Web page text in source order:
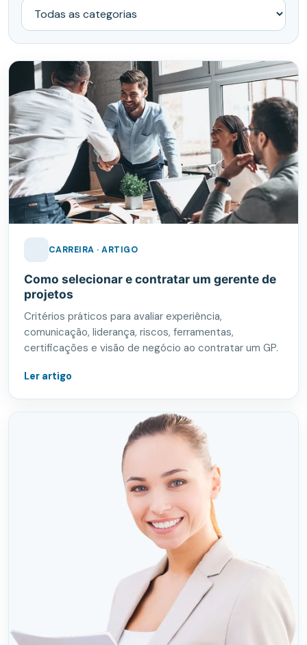
CARREIRA · ARTIGO
Como selecionar e contratar um gerente de
projetos
Critérios práticos para avaliar experiência,
comunicação, liderança, riscos, ferramentas,
certificações e visão de negócio ao contratar um GP.
Ler artigo